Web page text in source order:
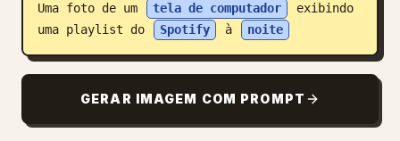
Blogue
Atualizações
Uma foto de um tela de computador
exibindo
uma playlist do
Spotify à noite
GERAR IMAGEM COM PROMPT